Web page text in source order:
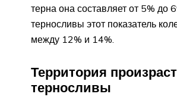
терна она составляет от 5% до
терносливы этот показатель
между 12% и 14%.
Территория
терносливы